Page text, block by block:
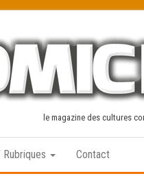
le magazine des cultures
Contact